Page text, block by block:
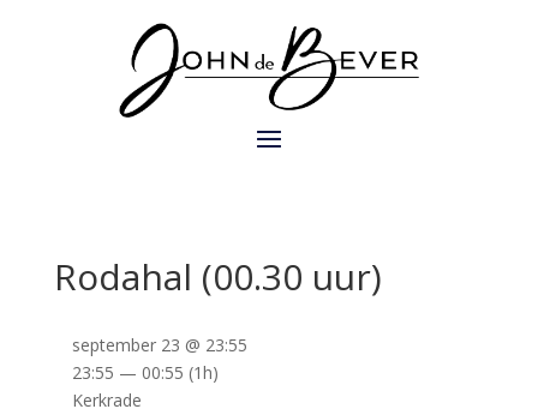
Rodahal (00.30 uur)
september 23 @ 23:55
23:55 — 00:55 (1h)
Kerkrade